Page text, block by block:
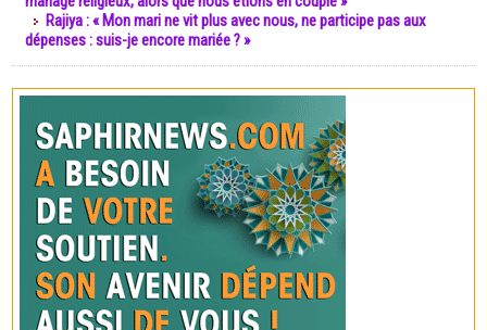
Rajiya : « Mon mari ne vit plus avec nous, ne participe pas aux
dépenses : suis-je encore mariée ? »